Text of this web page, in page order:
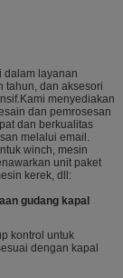
dalam layanan
tahun, dan aksesori
menyediakan
dan pemrosesan
dan berkualitas
melalui email.
winch, mesin
unit paket
kerek, dll:
gudang kapal
kontrol untuk
dengan kapal